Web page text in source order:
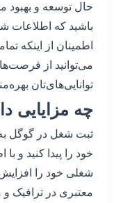
حال توسعه و بهبود
باشید که اطلاعات
اطمینان از اینکه
می‌توانید از
توانایی‌های‌تان
چه مزایایی
ثبت شغل در گوگل
خود را پیدا کنید و
شغلی خود را
معتبری در ترافیک